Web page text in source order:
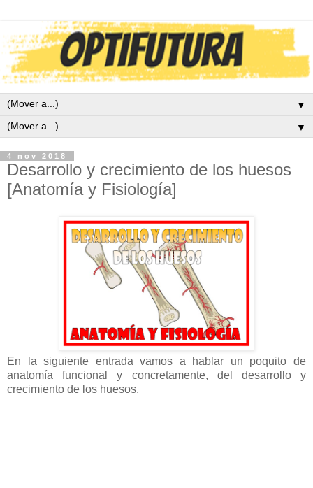
▼
▼
4 nov 2018
Desarrollo y crecimiento de los huesos
[Anatomía y Fisiología]
En la siguiente entrada vamos a hablar un poquito de
anatomía funcional y concretamente, del desarrollo y
crecimiento de los huesos.